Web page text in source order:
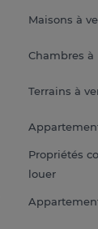
Maisons à
Chambres à
Terrains à
Propriétés
louer